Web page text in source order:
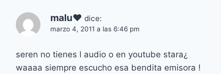
malu♥ dice:
marzo 4, 2011 a las 6:46 pm
seren no tienes l audio o en youtube stara¿
waaaa siempre escucho esa bendita emisora !